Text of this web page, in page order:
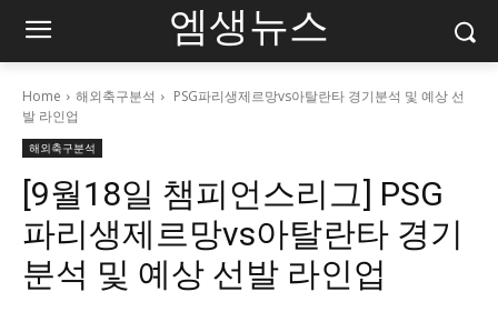
엠생뉴스
Home 해외축구분석
PSG파리생제르망vs아탈란타 경기분석 및 예상 선
발 라인업
해외축구분석
[9월18일 챔피언스리그] PSG
파리생제르망vs아탈란타 경기
분석 및 예상 선발 라인업